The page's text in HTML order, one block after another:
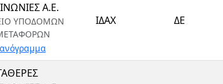
Α.Ε.
ΥΠΟΔΟΜΩΝ
ΙΔΑΧ ΔΕ